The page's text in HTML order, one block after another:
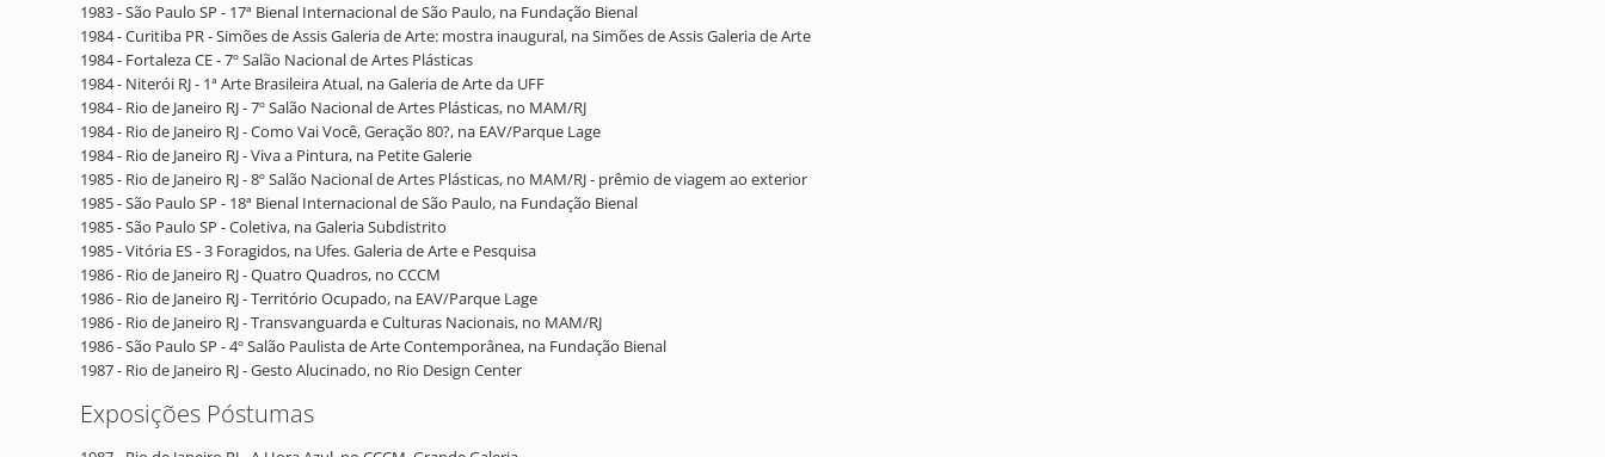
1983 - São Paulo SP - 17ª Bienal Internacional de São Paulo, na Fundação Bienal
1984 - Curitiba PR - Simões de Assis Galeria de Arte: mostra inaugural, na Simões de Assis Galeria de Arte
1984 - Fortaleza CE - 7º Salão Nacional de Artes Plásticas
1984 - Niterói RJ - 1ª Arte Brasileira Atual, na Galeria de Arte da UFF
1984 - Rio de Janeiro RJ - 7º Salão Nacional de Artes Plásticas, no MAM/RJ
1984 - Rio de Janeiro RJ - Como Vai Você, Geração 80?, na EAV/Parque Lage
1984 - Rio de Janeiro RJ - Viva a Pintura, na Petite Galerie
1985 - Rio de Janeiro RJ - 8º Salão Nacional de Artes Plásticas, no MAM/RJ - prêmio de viagem ao exterior
1985 - São Paulo SP - 18ª Bienal Internacional de São Paulo, na Fundação Bienal
1985 - São Paulo SP - Coletiva, na Galeria Subdistrito
1985 - Vitória ES - 3 Foragidos, na Ufes. Galeria de Arte e Pesquisa
1986 - Rio de Janeiro RJ - Quatro Quadros, no CCCM
1986 - Rio de Janeiro RJ - Território Ocupado, na EAV/Parque Lage
1986 - Rio de Janeiro RJ - Transvanguarda e Culturas Nacionais, no MAM/RJ
1986 - São Paulo SP - 4º Salão Paulista de Arte Contemporânea, na Fundação Bienal
1987 - Rio de Janeiro RJ - Gesto Alucinado, no Rio Design Center
Exposições Póstumas